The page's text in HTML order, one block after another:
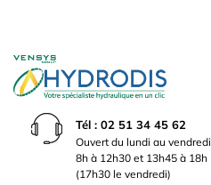
Tél : 02 51 34 45 62
Ouvert du lundi au vendredi
8h à 12h30 et 13h45 à 18h
(17h30 le vendredi)